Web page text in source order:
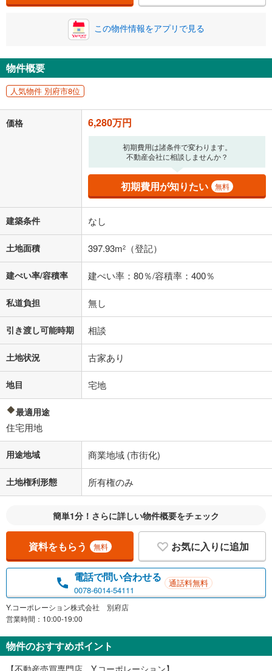
この物件情報をアプリで見る
物件概要
人気物件 別府市8位
価格 6,280万円
初期費用は諸条件で変わります。
不動産会社に相談しませんか？
初期費用が知りたい 無料
建築条件 なし
土地面積 397.93m2 （登記）
建ぺい率/容積率 建ぺい率：80％/容積率：400％
私道負担 無し
引き渡し可能時期 相談
土地状況 古家あり
地目 宅地
最適用途
住宅用地
用途地域 商業地域 (市街化)
土地権利形態 所有権のみ
簡単1分！さらに詳しい物件概要をチェック
資料をもらう 無料 お気に入りに追加
電話で問い合わせる
0078-6014-54111
通話料無料
Y.コーポレーション株式会社 別府店
営業時間：10:00-19:00
物件のおすすめポイント
【不動産売買専門店 Y.コーポレーション】